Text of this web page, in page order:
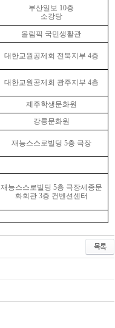
부산일보 10층
소강당
올림픽 국민생활관
대한교원공제회 전북지부 4층
대한교원공제회 광주지부 4층
제주학생문화원
강릉문화원
재능스스로빌딩 5층 극장
재능스스로빌딩 5층 극장세종문
화회관 3층 컨벤션센터
목록